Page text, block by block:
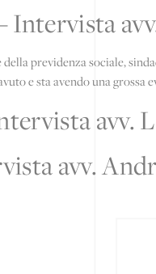
Intervista
previdenza sociale,
e sta avendo una
avv.
avv.